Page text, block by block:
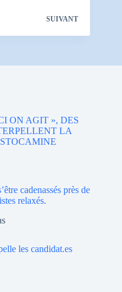
SUIVANT
ON AGIT », DES
LA
cadenassés près de
relaxés.
les candidat.es